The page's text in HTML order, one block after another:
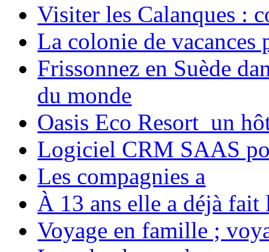
Visiter les Calanques :
La colonie de vacances
Frissonnez en Suède
du monde
Oasis Eco Resort un
Logiciel CRM SAAS
Les compagnies a
À 13 ans elle a déjà
Voyage en famille ;